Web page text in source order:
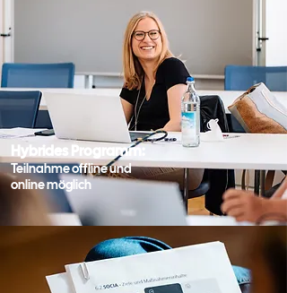
Hybrides Programm:
Teilnahme offline und
online möglich